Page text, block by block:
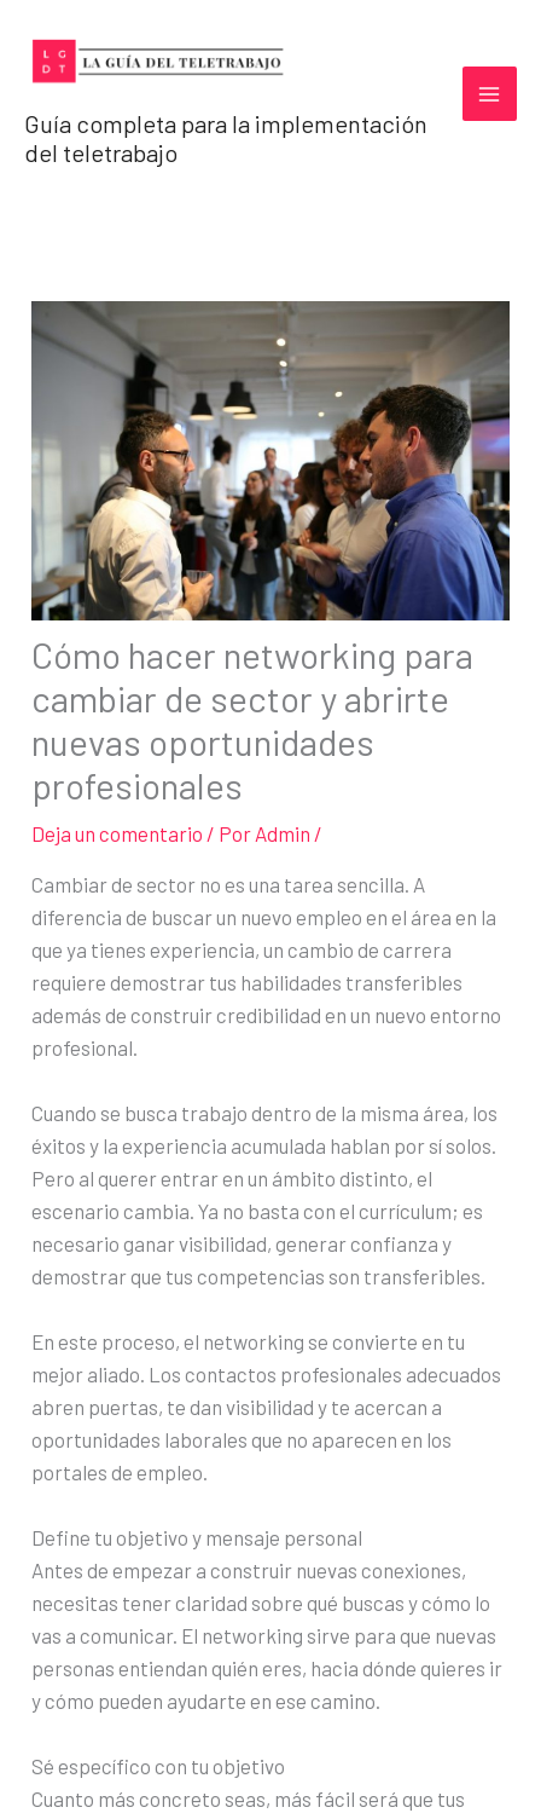
contenido
Guía completa para la implementación
del teletrabajo
Cómo hacer networking para
cambiar de sector y abrirte
nuevas oportunidades
profesionales
Deja un comentario / Por Admin /
Cambiar de sector no es una tarea sencilla. A
diferencia de buscar un nuevo empleo en el área en la
que ya tienes experiencia, un cambio de carrera
requiere demostrar tus habilidades transferibles
además de construir credibilidad en un nuevo entorno
profesional.
Cuando se busca trabajo dentro de la misma área, los
éxitos y la experiencia acumulada hablan por sí solos.
Pero al querer entrar en un ámbito distinto, el
escenario cambia. Ya no basta con el currículum; es
necesario ganar visibilidad, generar confianza y
demostrar que tus competencias son transferibles.
En este proceso, el networking se convierte en tu
mejor aliado. Los contactos profesionales adecuados
abren puertas, te dan visibilidad y te acercan a
oportunidades laborales que no aparecen en los
portales de empleo.
Define tu objetivo y mensaje personal
Antes de empezar a construir nuevas conexiones,
necesitas tener claridad sobre qué buscas y cómo lo
vas a comunicar. El networking sirve para que nuevas
personas entiendan quién eres, hacia dónde quieres ir
y cómo pueden ayudarte en ese camino.
Sé específico con tu objetivo
Cuanto más concreto seas, más fácil será que tus